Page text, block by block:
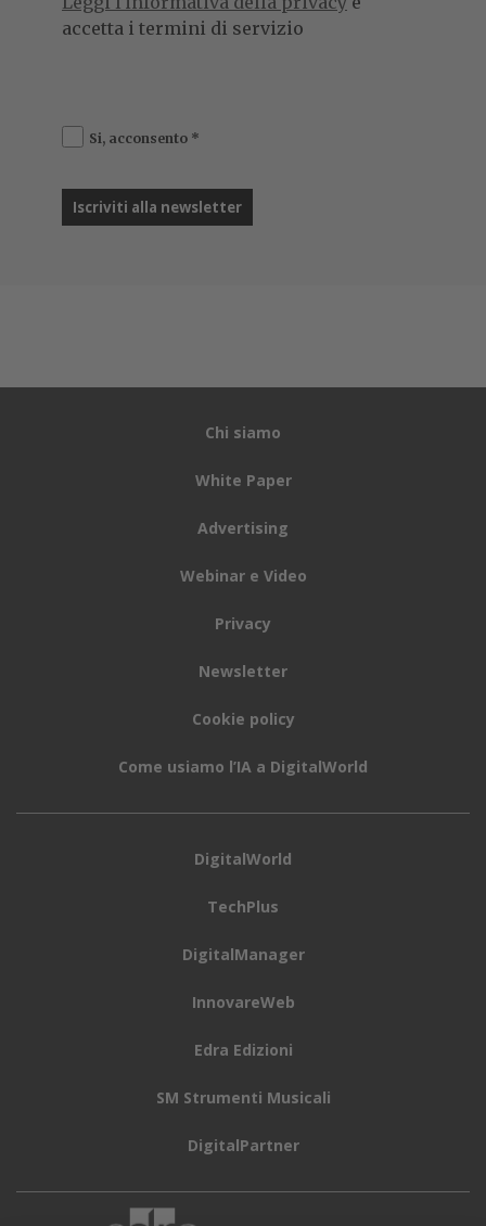
accetta i termini di servizio
Si, acconsento *
Chi siamo
White Paper
Advertising
Webinar e Video
Privacy
Newsletter
Cookie policy
Come usiamo l’IA a DigitalWorld
DigitalWorld
TechPlus
DigitalManager
InnovareWeb
Edra Edizioni
SM Strumenti Musicali
DigitalPartner